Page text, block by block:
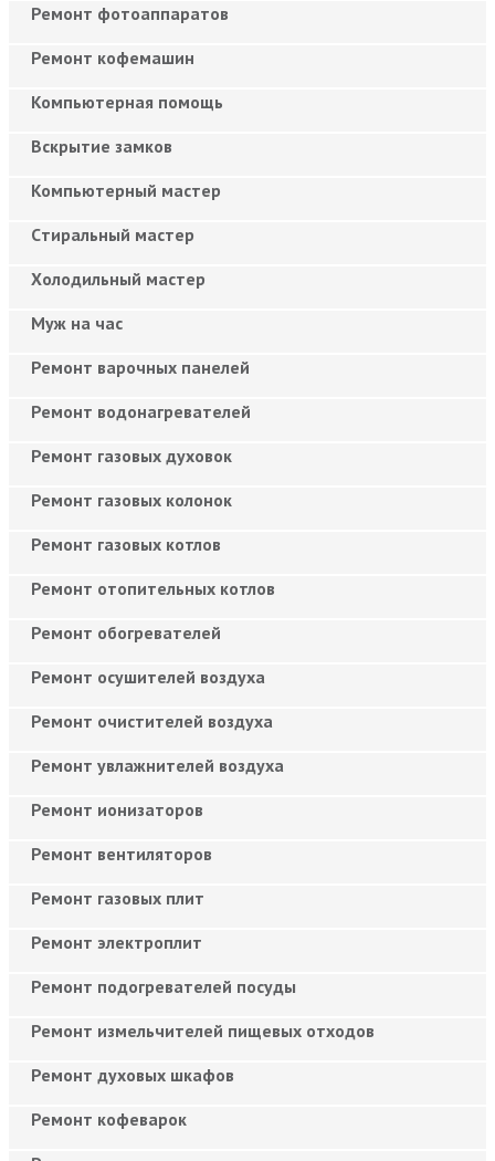
Ремонт фотоаппаратов
Ремонт кофемашин
Компьютерная помощь
Вскрытие замков
Компьютерный мастер
Cтиральный мастер
Холодильный мастер
Муж на час
Ремонт варочных панелей
Ремонт водонагревателей
Ремонт газовых духовок
Ремонт газовых колонок
Ремонт газовых котлов
Ремонт отопительных котлов
Ремонт обогревателей
Ремонт осушителей воздуха
Ремонт очистителей воздуха
Ремонт увлажнителей воздуха
Ремонт ионизаторов
Ремонт вентиляторов
Ремонт газовых плит
Ремонт электроплит
Ремонт подогревателей посуды
Ремонт измельчителей пищевых отходов
Ремонт духовых шкафов
Ремонт кофеварок